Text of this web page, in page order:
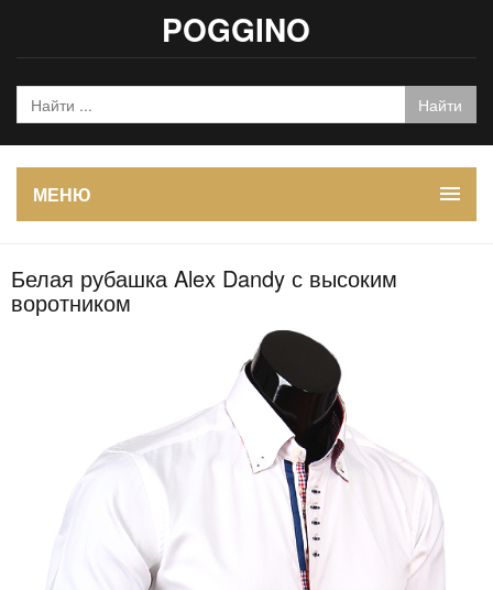
POGGINO
МЕНЮ
Белая рубашка Alex Dandy с высоким
воротником